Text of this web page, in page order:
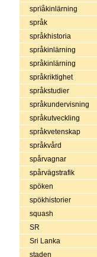
sprïåkinlärning
språk
språkhistoria
språkinlärning
språkinlärning
språkriktighet
språkstudier
språkundervisning
språkutveckling
språkvetenskap
språkvård
spårvagnar
spårvägstrafik
spöken
spökhistorier
squash
SR
Sri Lanka
staden